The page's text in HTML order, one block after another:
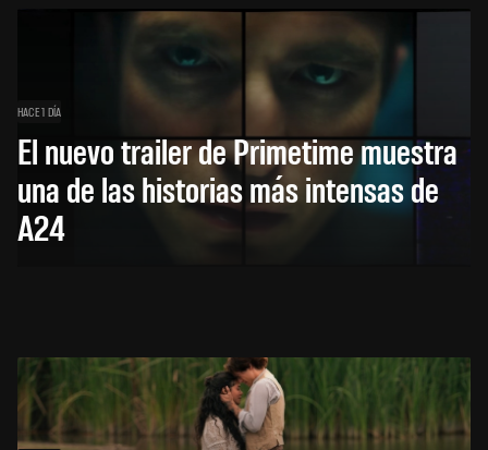
HACE 1 DÍA
El nuevo trailer de Primetime muestra
una de las historias más intensas de
A24